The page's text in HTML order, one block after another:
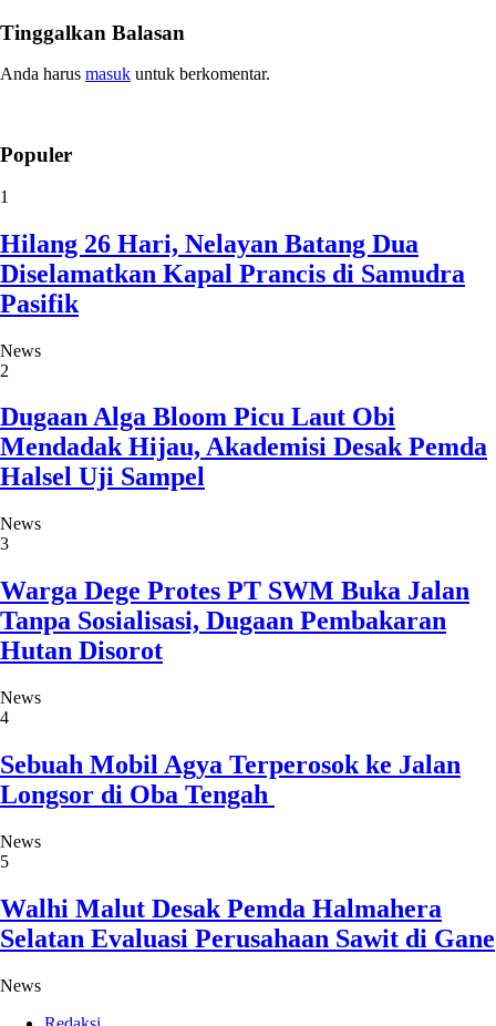
Tinggalkan Balasan
Anda harus masuk untuk berkomentar.
Populer
1
Hilang 26 Hari, Nelayan Batang Dua
Diselamatkan Kapal Prancis di Samudra
Pasifik
News
2
Dugaan Alga Bloom Picu Laut Obi
Mendadak Hijau, Akademisi Desak Pemda
Halsel Uji Sampel
News
3
Warga Dege Protes PT SWM Buka Jalan
Tanpa Sosialisasi, Dugaan Pembakaran
Hutan Disorot
News
4
Sebuah Mobil Agya Terperosok ke Jalan
Longsor di Oba Tengah
News
5
Walhi Malut Desak Pemda Halmahera
Selatan Evaluasi Perusahaan Sawit di Gane
News